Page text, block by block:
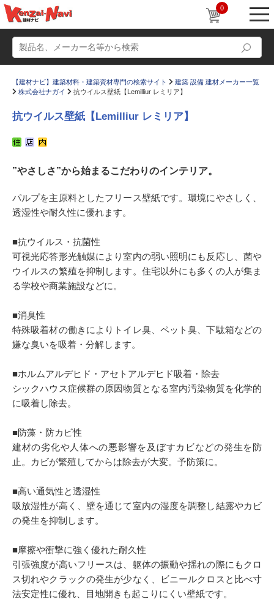
0
かたなび コラム
すまいリング 設計士インタビュー
Q＆A
お気に入り
【建材ナビ】建築材料・建築資材専門の検索サイト
建築 設備 建材メーカー一覧
株式会社ナガイ
抗ウイルス壁紙【Lemilliur レミリア】
抗ウイルス壁紙【Lemilliur レミリア】
”やさしさ”から始まるこだわりのインテリア。
パルプを主原料としたフリース壁紙です。環境にやさしく、
透湿性や耐久性に優れます。
■抗ウイルス・抗菌性
可視光応答形光触媒により室内の弱い照明にも反応し、菌や
ウイルスの繁殖を抑制します。住宅以外にも多くの人が集ま
る学校や商業施設などに。
■消臭性
特殊吸着材の働きによりトイレ臭、ペット臭、下駄箱などの
嫌な臭いを吸着・分解します。
■ホルムアルデヒド・アセトアルデヒド吸着・除去
シックハウス症候群の原因物質となる室内汚染物質を化学的
に吸着し除去。
■防藻・防カビ性
建材の劣化や人体への悪影響を及ぼすカビなどの発生を防
止。カビが繁殖してからは除去が大変。予防策に。
■高い通気性と透湿性
吸放湿性が高く、壁を通じて室内の湿度を調整し結露やカビ
の発生を抑制します。
■摩擦や衝撃に強く優れた耐久性
引張強度が高いフリースは、躯体の振動や揺れの際にもクロ
ス切れやクラックの発生が少なく、ビニールクロスと比べ寸
法安定性に優れ、目地開きも起こりにくい壁紙です。